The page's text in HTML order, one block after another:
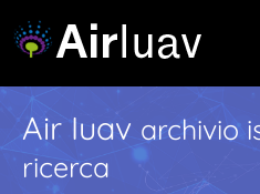
Air Iuav archivio
ricerca